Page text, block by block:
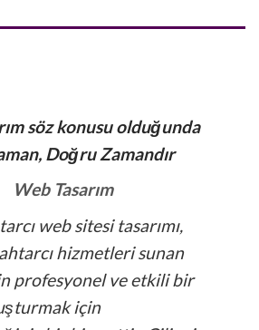
söz konusu olduğunda
Doğru Zamandır
Web Tasarım
web sitesi tasarımı,
hizmetleri sunan
profesyonel ve etkili bir
için